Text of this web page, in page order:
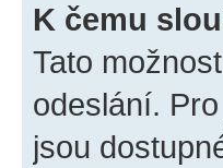
K čemu
Tato
odeslání.
jsou